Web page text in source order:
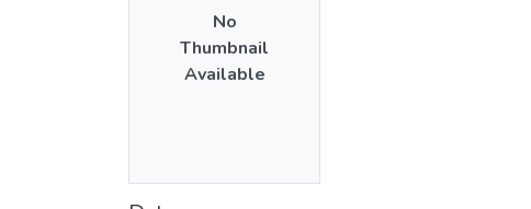
No
Thumbnail
Available